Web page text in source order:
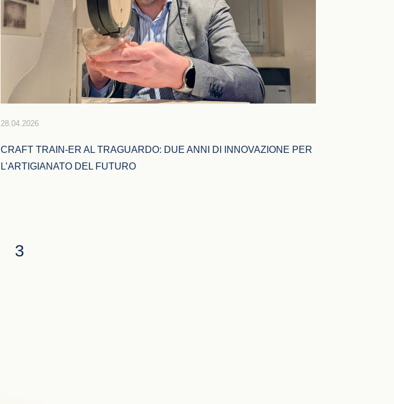
28.04.2026
CRAFT TRAIN-ER AL TRAGUARDO: DUE ANNI DI INNOVAZIONE PER
L’ARTIGIANATO DEL FUTURO
3